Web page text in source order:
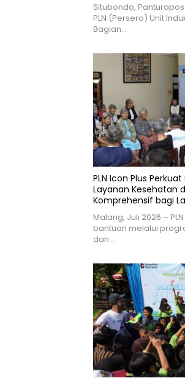
Situbondo,
PLN (Persero) Unit
Bagian…
PLN Icon Plus
Layanan Kesehatan
Komprehensif bagi
Malang, Juli 2026 –
bantuan melalui
dan…